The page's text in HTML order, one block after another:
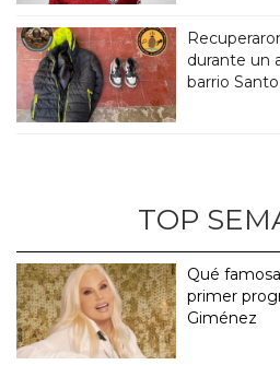
durante un
barrio
TOP
Qué
primer
Giménez